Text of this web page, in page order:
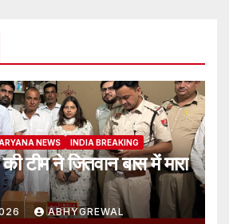
NEWS INDIA BREAKING
टीम ने जितवान बास में मारा
ABHYGREWAL